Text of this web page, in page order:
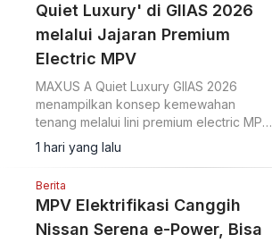
Quiet Luxury' di GIIAS 2026
melalui Jajaran Premium
Electric MPV
MAXUS A Quiet Luxury GIIAS 2026
menampilkan konsep kemewahan
tenang melalui lini premium electric MPV
MIFA 7 dan MIFA 9 di ICE BSD City.
1 hari yang lalu
Berita
MPV Elektrifikasi Canggih
Nissan Serena e-Power, Bisa